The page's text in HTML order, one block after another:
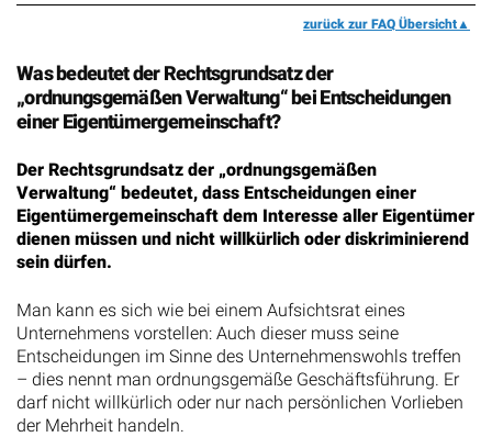
zurück zur FAQ Übersicht
Was bedeutet der Rechtsgrundsatz der
„ordnungsgemäßen Verwaltung“ bei Entscheidungen
einer Eigentümergemeinschaft?
Der Rechtsgrundsatz der „ordnungsgemäßen
Verwaltung“ bedeutet, dass Entscheidungen einer
Eigentümergemeinschaft dem Interesse aller Eigentümer
dienen müssen und nicht willkürlich oder diskriminierend
sein dürfen.
Man kann es sich wie bei einem Aufsichtsrat eines
Unternehmens vorstellen: Auch dieser muss seine
Entscheidungen im Sinne des Unternehmenswohls treffen
– dies nennt man ordnungsgemäße Geschäftsführung. Er
darf nicht willkürlich oder nur nach persönlichen Vorlieben
der Mehrheit handeln.